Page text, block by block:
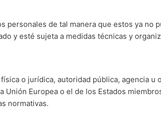
personales de tal manera que estos ya
y esté sujeta a medidas técnicas y
o jurídica, autoridad pública, agencia
Unión Europea o el de los Estados
normativas.